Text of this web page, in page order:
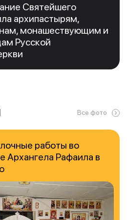
Святейшего
архипастырям,
монашествующим и
Русской
Все фото
работы во
Архангела Рафаила в